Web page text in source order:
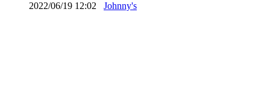
2022/06/19 12:02 Johnny's